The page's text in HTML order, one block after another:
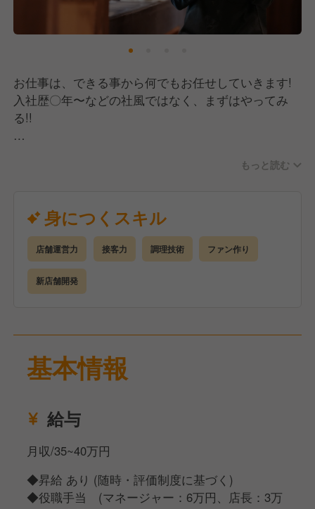
お仕事は、できる事から何でもお任せしていきます!
入社歴〇年〜などの社風ではなく、まずはやってみ
る!!
何でも、リーダーシップをとった方が、リーダーで
す!
将来的には、
接客やソムリエ、調理などの専門的なスペシャリスト
を目指す!!
そのような志を持って、ご活躍いただきたく思ってお
もっと読む
身につくスキル
店舗運営力 接客力 調理技術 ファン作り
新店舗開発
基本情報
給与
月収/35~40万円
◆昇給 あり (随時・評価制度に基づく)
◆役職手当 (マネージャー：6万円、店長：3万